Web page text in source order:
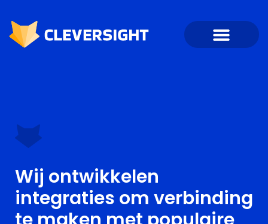
Wij ontwikkelen
integraties om verbinding